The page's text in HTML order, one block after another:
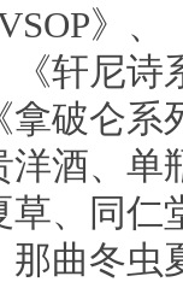
》
轩尼诗
拿破仑
酒、单
草、同
曲冬虫